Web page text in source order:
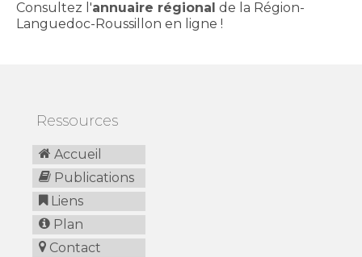
Consultez l'annuaire régional de la Région-
Languedoc-Roussillon en ligne !
Ressources
Accueil
Publications
Liens
Plan
Contact